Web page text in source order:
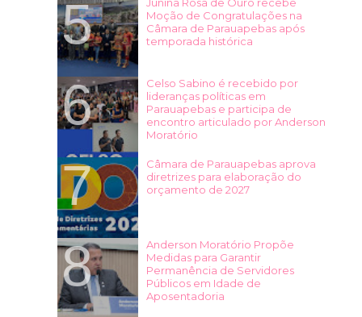
Moção de Congratulações na
Câmara de Parauapebas após
temporada histórica
Celso Sabino é recebido por
lideranças políticas em
Parauapebas e participa de
encontro articulado por Anderson
Moratório
Câmara de Parauapebas aprova
diretrizes para elaboração do
orçamento de 2027
Anderson Moratório Propõe
Medidas para Garantir
Permanência de Servidores
Públicos em Idade de
Aposentadoria